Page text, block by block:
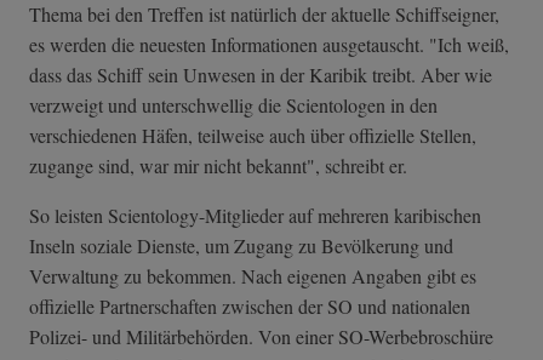
Thema bei den Treffen ist natürlich der aktuelle Schiffseigner,
es werden die neuesten Informationen ausgetauscht. "Ich weiß,
dass das Schiff sein Unwesen in der Karibik treibt. Aber wie
verzweigt und unterschwellig die Scientologen in den
verschiedenen Häfen, teilweise auch über offizielle Stellen,
zugange sind, war mir nicht bekannt", schreibt er.
So leisten Scientology-Mitglieder auf mehreren karibischen
Inseln soziale Dienste, um Zugang zu Bevölkerung und
Verwaltung zu bekommen. Nach eigenen Angaben gibt es
offizielle Partnerschaften zwischen der SO und nationalen
Polizei- und Militärbehörden. Von einer SO-Werbebroschüre